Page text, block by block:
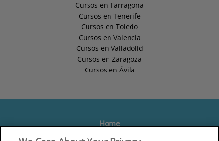
Cursos en Tarragona
Cursos en Tenerife
Cursos en Toledo
Cursos en Valencia
Cursos en Valladolid
Cursos en Zaragoza
Cursos en Ávila
Home